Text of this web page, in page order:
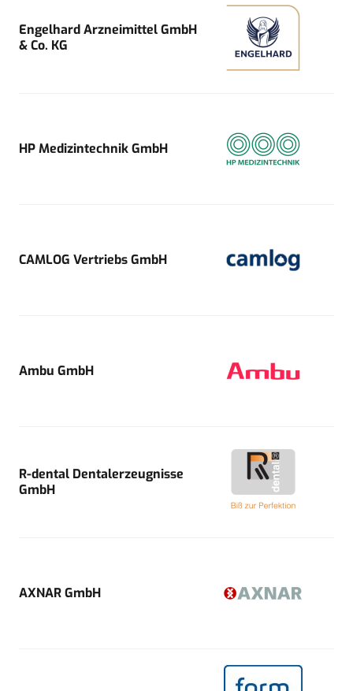
Engelhard Arzneimittel GmbH
& Co. KG
HP Medizintechnik GmbH
CAMLOG Vertriebs GmbH
Ambu GmbH
R-dental Dentalerzeugnisse
GmbH
AXNAR GmbH